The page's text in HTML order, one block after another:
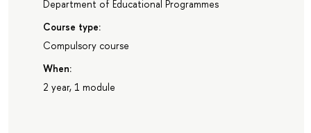
Department of Educational Programmes
Course type:
Compulsory course
When:
2 year, 1 module